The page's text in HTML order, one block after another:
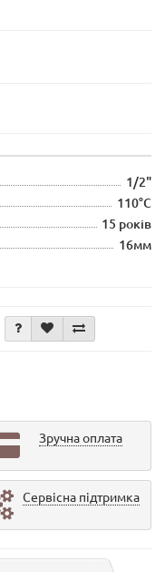
1/2"
110°С
15 років
16мм
Зручна оплата
Сервісна підтримка